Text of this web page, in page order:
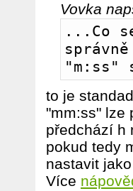
Vovka
...Co
"m:ss"
to je
"mm:ss" lze
předchází h
pokud tedy
nastavit
Více